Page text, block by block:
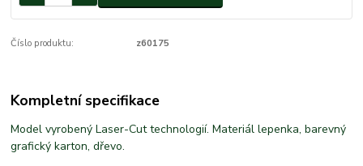
Číslo produktu: z60175
Kompletní specifikace
Model vyrobený Laser-Cut technologií. Materiál lepenka, barevný
grafický karton, dřevo.